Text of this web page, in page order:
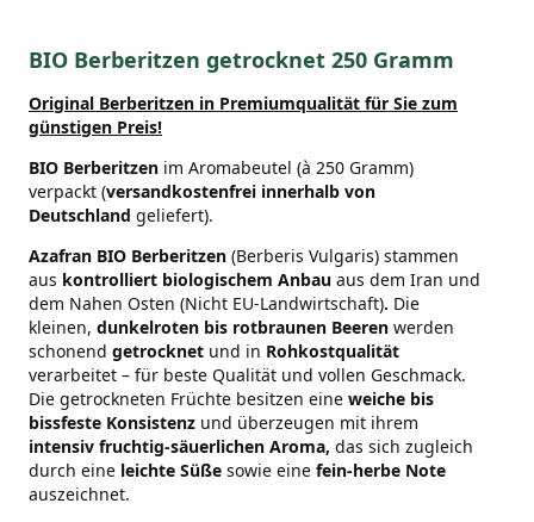
BIO Berberitzen getrocknet 250 Gramm
Original Berberitzen in Premiumqualität für Sie zum
günstigen Preis!
BIO Berberitzen im Aromabeutel (à 250 Gramm)
verpackt (versandkostenfrei innerhalb von
Deutschland geliefert).
Azafran BIO Berberitzen (Berberis Vulgaris) stammen
aus kontrolliert biologischem Anbau aus dem Iran und
dem Nahen Osten (Nicht EU-Landwirtschaft). Die
kleinen, dunkelroten bis rotbraunen Beeren werden
schonend getrocknet und in Rohkostqualität
verarbeitet – für beste Qualität und vollen Geschmack.
Die getrockneten Früchte besitzen eine weiche bis
bissfeste Konsistenz und überzeugen mit ihrem
intensiv fruchtig-säuerlichen Aroma, das sich zugleich
durch eine leichte Süße sowie eine fein-herbe Note
auszeichnet.